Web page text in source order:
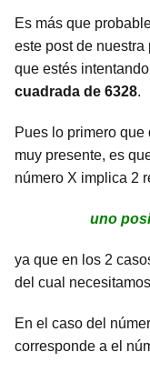
Es más que
este post de nuestra
que estés
cuadrada de 6328.
Pues lo primero
muy presente, es
número X implica 2
uno
ya que en los 2
del cual
En el caso del
corresponde a el